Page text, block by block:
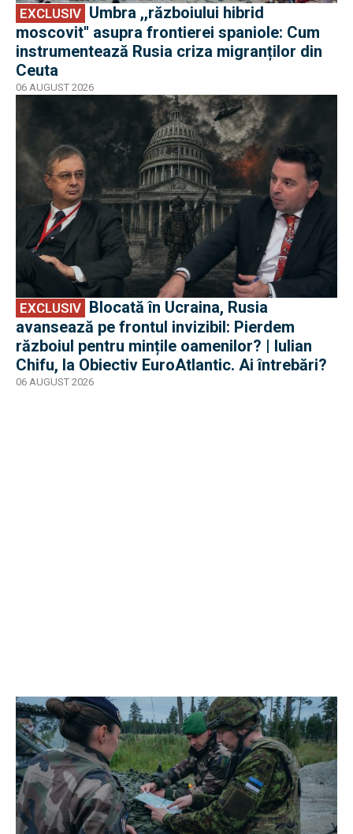
EXCLUSIV
moscovit'' asupra frontierei spaniole: Cum
instrumentează Rusia criza migranților din
Ceuta
06 AUGUST 2026
EXCLUSIV
avansează pe frontul invizibil: Pierdem
războiul pentru mințile oamenilor? | Iulian
Chifu, la Obiectiv EuroAtlantic. Ai întrebări?
06 AUGUST 2026